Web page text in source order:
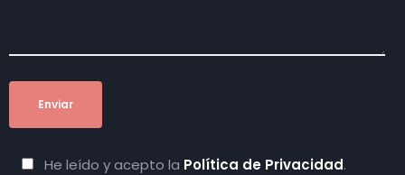
He leído y acepto la Política de Privacidad.